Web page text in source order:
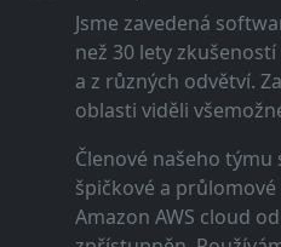
Jsme zavedená
než 30 lety
a z různých odvětví.
oblasti viděli
Členové našeho týmu
špičkové a
Amazon AWS cloud